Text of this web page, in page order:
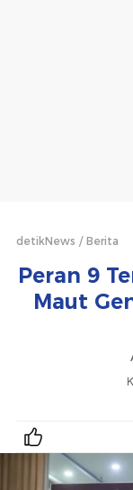
detikNews Berita
Peran 9
Maut